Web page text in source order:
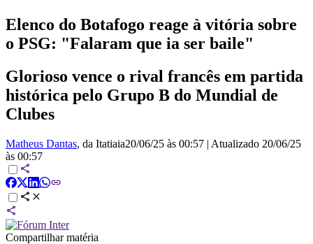
Elenco do Botafogo reage à vitória sobre
o PSG: "Falaram que ia ser baile"
Glorioso vence o rival francês em partida
histórica pelo Grupo B do Mundial de
Clubes
Matheus Dantas, da Itatiaia20/06/25 às 00:57 | Atualizado 20/06/25
às 00:57
Compartilhar matéria